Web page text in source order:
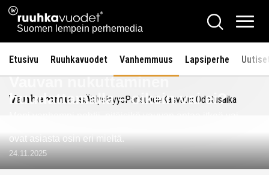
Siirry
sisältöön
Ruuhkavuodet.fi
Suomen lempein perhemedia
Hae
Etusivu Ruuhkavuodet Vanhemmuus Lapsiperhe
VanhemmuusÄitiysIsyysParisuhde KasvatusOdotusaika
RUUHKAVUODET
Vauvan nukuttaminen
huudattamalla – oikein vai ei?
ovat asiasta osin eri mieltä.
24.11.2025